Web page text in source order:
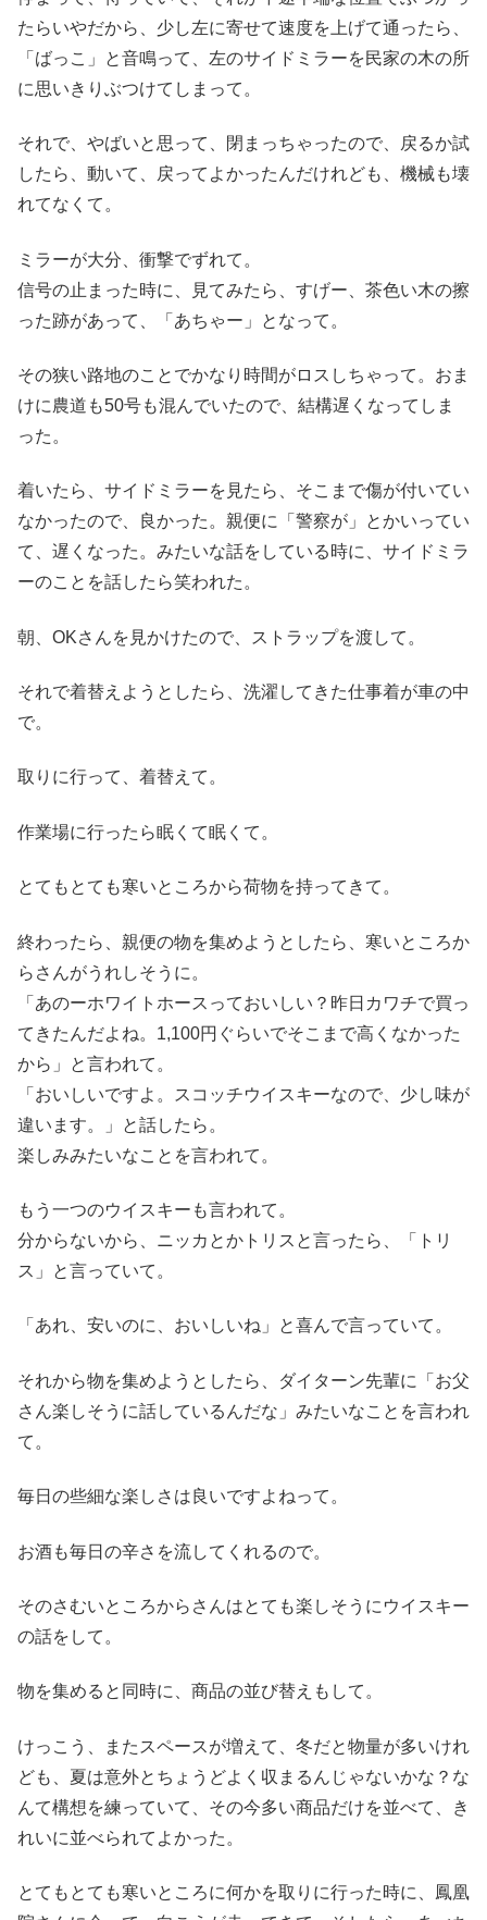
たらいやだから、少し左に寄せて速度を上げて通ったら、
「ばっこ」と音鳴って、左のサイドミラーを民家の木の所
に思いきりぶつけてしまって。
それで、やばいと思って、閉まっちゃったので、戻るか試
したら、動いて、戻ってよかったんだけれども、機械も壊
れてなくて。
ミラーが大分、衝撃でずれて。
信号の止まった時に、見てみたら、すげー、茶色い木の擦
った跡があって、「あちゃー」となって。
その狭い路地のことでかなり時間がロスしちゃって。おま
けに農道も50号も混んでいたので、結構遅くなってしま
った。
着いたら、サイドミラーを見たら、そこまで傷が付いてい
なかったので、良かった。親便に「警察が」とかいってい
て、遅くなった。みたいな話をしている時に、サイドミラ
ーのことを話したら笑われた。
朝、OKさんを見かけたので、ストラップを渡して。
それで着替えようとしたら、洗濯してきた仕事着が車の中
で。
取りに行って、着替えて。
作業場に行ったら眠くて眠くて。
とてもとても寒いところから荷物を持ってきて。
終わったら、親便の物を集めようとしたら、寒いところか
らさんがうれしそうに。
「あのーホワイトホースっておいしい？昨日カワチで買っ
てきたんだよね。1,100円ぐらいでそこまで高くなかった
から」と言われて。
「おいしいですよ。スコッチウイスキーなので、少し味が
違います。」と話したら。
楽しみみたいなことを言われて。
もう一つのウイスキーも言われて。
分からないから、ニッカとかトリスと言ったら、「トリ
ス」と言っていて。
「あれ、安いのに、おいしいね」と喜んで言っていて。
それから物を集めようとしたら、ダイターン先輩に「お父
さん楽しそうに話しているんだな」みたいなことを言われ
て。
毎日の些細な楽しさは良いですよねって。
お酒も毎日の辛さを流してくれるので。
そのさむいところからさんはとても楽しそうにウイスキー
の話をして。
物を集めると同時に、商品の並び替えもして。
けっこう、またスペースが増えて、冬だと物量が多いけれ
ども、夏は意外とちょうどよく収まるんじゃないかな？な
んて構想を練っていて、その今多い商品だけを並べて、き
れいに並べられてよかった。
とてもとても寒いところに何かを取りに行った時に、鳳凰